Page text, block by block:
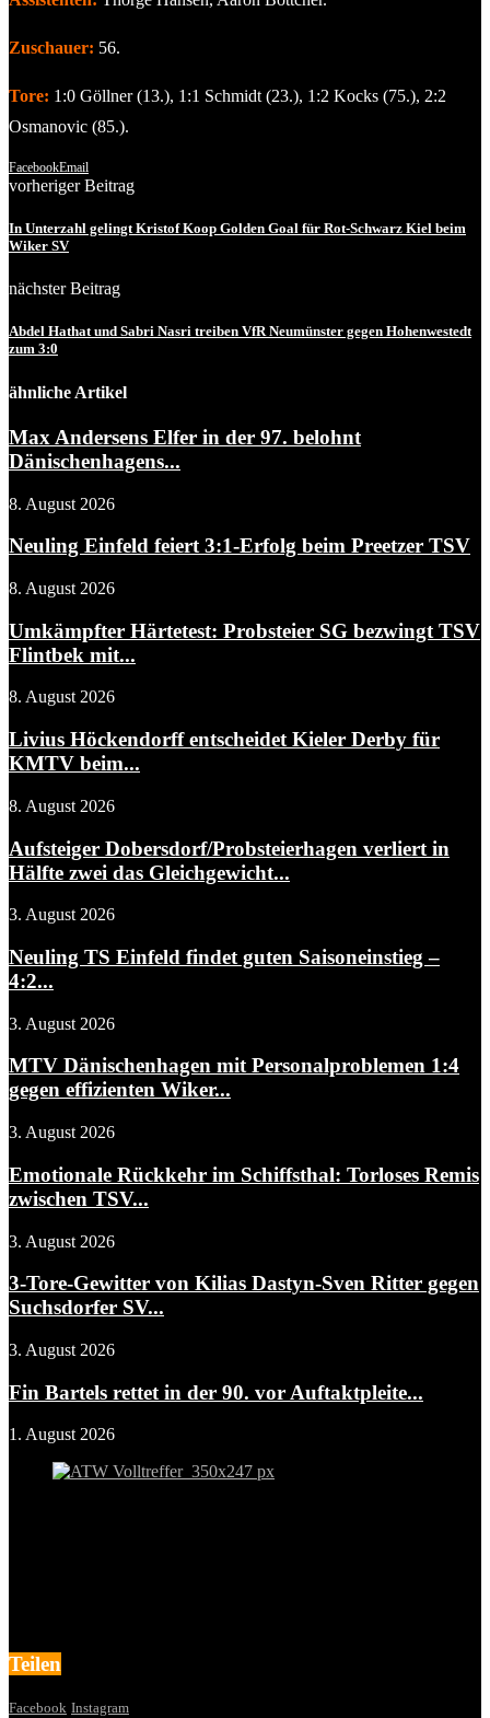
Zuschauer: 56.
Tore: 1:0 Göllner (13.), 1:1 Schmidt (23.), 1:2 Kocks (75.), 2:2
Osmanovic (85.).
FacebookEmail
vorheriger Beitrag
In Unterzahl gelingt Kristof Koop Golden Goal für Rot-Schwarz Kiel beim
Wiker SV
nächster Beitrag
Abdel Hathat und Sabri Nasri treiben VfR Neumünster gegen Hohenwestedt
zum 3:0
ähnliche Artikel
Max Andersens Elfer in der 97. belohnt
Dänischenhagens...
8. August 2026
Neuling Einfeld feiert 3:1-Erfolg beim Preetzer TSV
8. August 2026
Umkämpfter Härtetest: Probsteier SG bezwingt TSV
Flintbek mit...
8. August 2026
Livius Höckendorff entscheidet Kieler Derby für
KMTV beim...
8. August 2026
Aufsteiger Dobersdorf/Probsteierhagen verliert in
Hälfte zwei das Gleichgewicht...
3. August 2026
Neuling TS Einfeld findet guten Saisoneinstieg –
4:2...
3. August 2026
MTV Dänischenhagen mit Personalproblemen 1:4
gegen effizienten Wiker...
3. August 2026
Emotionale Rückkehr im Schiffsthal: Torloses Remis
zwischen TSV...
3. August 2026
3-Tore-Gewitter von Kilias Dastyn-Sven Ritter gegen
Suchsdorfer SV...
3. August 2026
Fin Bartels rettet in der 90. vor Auftaktpleite...
1. August 2026
Teilen
Facebook Instagram